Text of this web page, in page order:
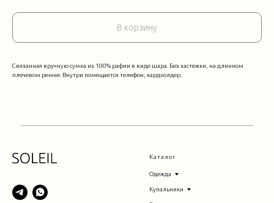
В корзину
Связанная вручную сумка из 100% рафии в виде шара. Без застежки, на длинном
плечевом ремне. Внутри помещается телефон, кардхолдер.
Каталог
Одежда
Купальники